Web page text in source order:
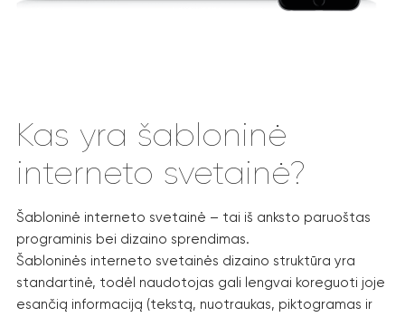
Kas yra šabloninė
interneto svetainė?
Šabloninė interneto svetainė – tai iš anksto paruoštas
programinis bei dizaino sprendimas.
Šabloninės interneto svetainės dizaino struktūra yra
standartinė, todėl naudotojas gali lengvai koreguoti joje
esančią informaciją (tekstą, nuotraukas, piktogramas ir